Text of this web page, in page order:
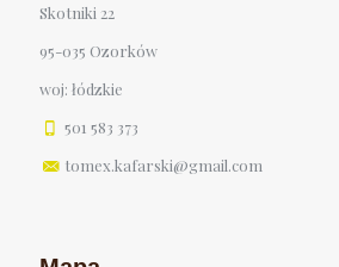
Skotniki 22
95-035 Ozorków
woj: łódzkie
501 583 373
tomex.kafarski@gmail.com